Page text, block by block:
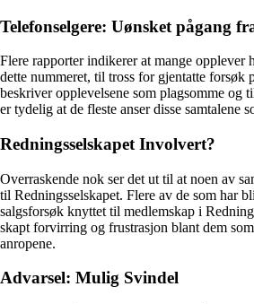
Telefonselgere: Uønsket pågang
Flere rapporter indikerer at mange opplever
dette nummeret, til tross for gjentatte forsøk
beskriver opplevelsene som plagsomme og
er tydelig at de fleste anser disse samtalene
Redningsselskapet Involvert?
Overraskende nok ser det ut til at noen av
til Redningsselskapet. Flere av de som har
salgsforsøk knyttet til medlemskap i
skapt forvirring og frustrasjon blant dem
anropene.
Advarsel: Mulig Svindel